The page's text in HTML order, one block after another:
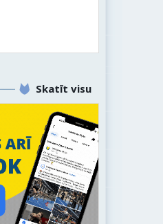
Skatīt visu